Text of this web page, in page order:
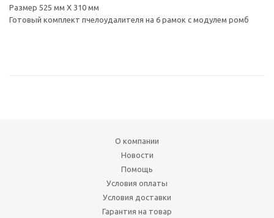
Размер 525 мм X 310 мм
Готовый комплект пчелоудалителя на 6 рамок с модулем ромб
О компании
Новости
Помощь
Условия оплаты
Условия доставки
Гарантия на товар